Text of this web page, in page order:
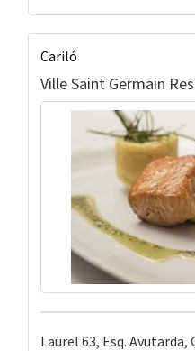
Cariló
Ville Saint Germain
Laurel 63, Esq. Avutarda,